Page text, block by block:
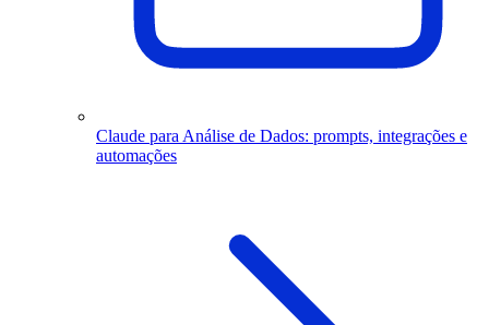
Claude para Análise de Dados: prompts, integrações e
automações